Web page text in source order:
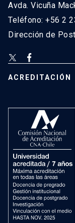
Avda. Vicuña
Teléfono: +56 2
Dirección de
ACREDITACIÓN